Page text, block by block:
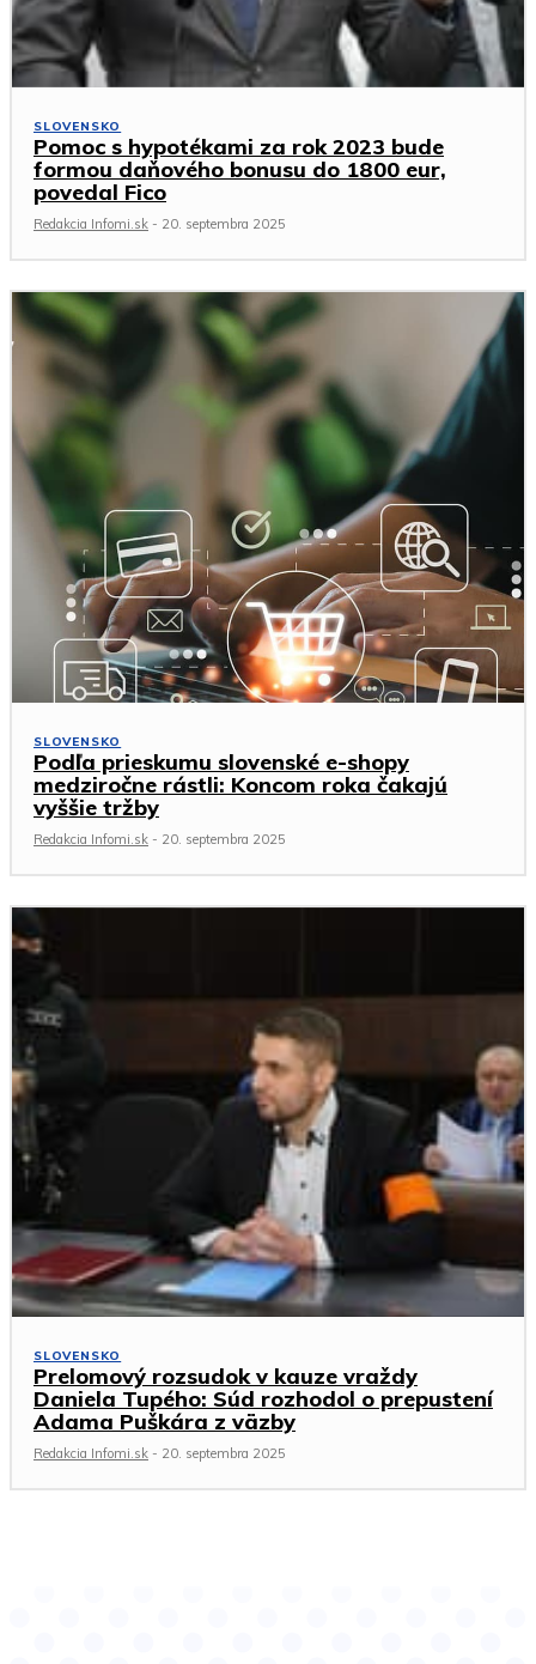
SLOVENSKO
Pomoc s hypotékami za rok 2023 bude
formou daňového bonusu do 1800 eur,
povedal Fico
Redakcia Infomi.sk - 20. septembra 2025
SLOVENSKO
Podľa prieskumu slovenské e-shopy
medziročne rástli: Koncom roka čakajú
vyššie tržby
Redakcia Infomi.sk - 20. septembra 2025
SLOVENSKO
Prelomový rozsudok v kauze vraždy
Daniela Tupého: Súd rozhodol o prepustení
Adama Puškára z väzby
Redakcia Infomi.sk - 20. septembra 2025